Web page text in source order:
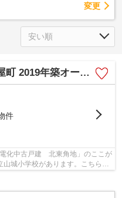
変更
オール電化中古戸建 北東角地
件
化中古戸建 北東角地」のここが
城小学校があります。こちらは